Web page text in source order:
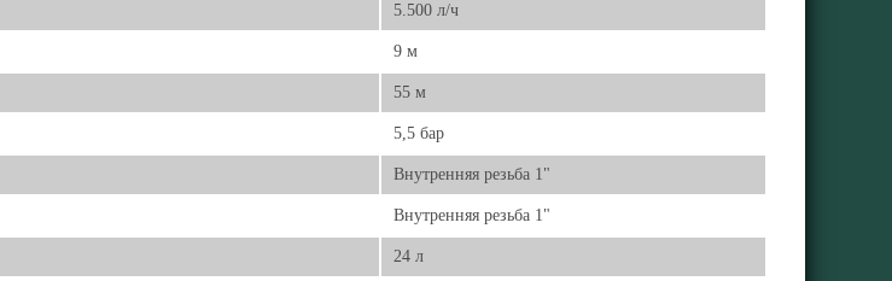
5.500 л/ч
9 м
55 м
5,5 бар
Внутренняя резьба 1"
Внутренняя резьба 1"
24 л